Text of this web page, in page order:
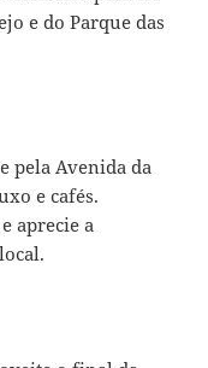
e do Parque das
pela Avenida da
e cafés.
aprecie a